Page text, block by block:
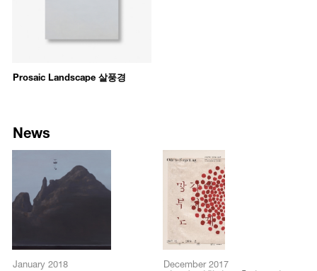
Prosaic Landscape 살풍경
News
January 2018 December 2017